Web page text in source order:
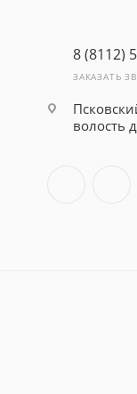
8 (8112)
ЗАКАЗАТЬ
волость